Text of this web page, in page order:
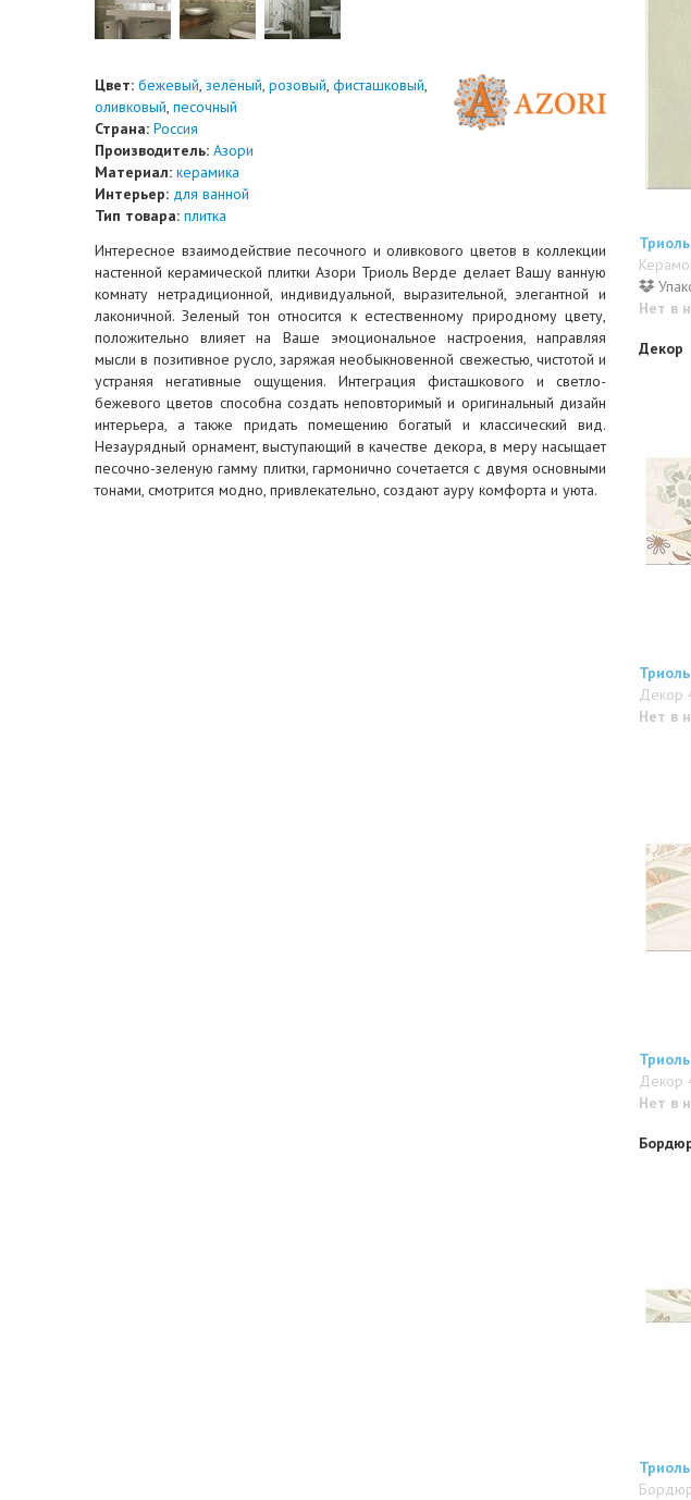
Цвет: бежевый, зелёный, розовый, фисташковый,
оливковый, песочный
Страна: Россия
Производитель: Азори
Материал: керамика
Интерьер: для ванной
Тип товара: плитка
Интересное взаимодействие песочного и оливкового цветов в коллекции
настенной керамической плитки Азори Триоль Верде делает Вашу ванную
комнату нетрадиционной, индивидуальной, выразительной, элегантной и
лаконичной. Зеленый тон относится к естественному природному цвету,
положительно влияет на Ваше эмоциональное настроения, направляя
мысли в позитивное русло, заряжая необыкновенной свежестью, чистотой и
устраняя негативные ощущения. Интеграция фисташкового и светло-
бежевого цветов способна создать неповторимый и оригинальный дизайн
интерьера, а также придать помещению богатый и классический вид.
Незаурядный орнамент, выступающий в качестве декора, в меру насыщает
песочно-зеленую гамму плитки, гармонично сочетается с двумя основными
тонами, смотрится модно, привлекательно, создают ауру комфорта и уюта.
Нет в
Декор
Декор
Нет в
Декор
Нет в